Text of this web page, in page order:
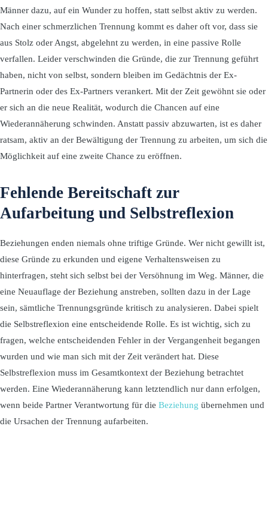
Männer dazu, auf ein Wunder zu hoffen, statt selbst aktiv zu werden.
Nach einer schmerzlichen Trennung kommt es daher oft vor, dass sie
aus Stolz oder Angst, abgelehnt zu werden, in eine passive Rolle
verfallen. Leider verschwinden die Gründe, die zur Trennung geführt
haben, nicht von selbst, sondern bleiben im Gedächtnis der Ex-
Partnerin oder des Ex-Partners verankert. Mit der Zeit gewöhnt sie oder
er sich an die neue Realität, wodurch die Chancen auf eine
Wiederannäherung schwinden. Anstatt passiv abzuwarten, ist es daher
ratsam, aktiv an der Bewältigung der Trennung zu arbeiten, um sich die
Möglichkeit auf eine zweite Chance zu eröffnen.
Fehlende Bereitschaft zur
Aufarbeitung und Selbstreflexion
Beziehungen enden niemals ohne triftige Gründe. Wer nicht gewillt ist,
diese Gründe zu erkunden und eigene Verhaltensweisen zu
hinterfragen, steht sich selbst bei der Versöhnung im Weg. Männer, die
eine Neuauflage der Beziehung anstreben, sollten dazu in der Lage
sein, sämtliche Trennungsgründe kritisch zu analysieren. Dabei spielt
die Selbstreflexion eine entscheidende Rolle. Es ist wichtig, sich zu
fragen, welche entscheidenden Fehler in der Vergangenheit begangen
wurden und wie man sich mit der Zeit verändert hat. Diese
Selbstreflexion muss im Gesamtkontext der Beziehung betrachtet
werden. Eine Wiederannäherung kann letztendlich nur dann erfolgen,
wenn beide Partner Verantwortung für die Beziehung übernehmen und
die Ursachen der Trennung aufarbeiten.